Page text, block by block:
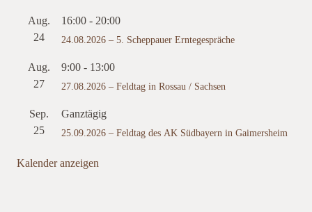
Aug.
24
16:00-20:00
24.08.2026 – 5. Scheppauer Erntegespräche
Aug.
27
9:00- 13:00
27.08.2026 – Feldtag in Rossau / Sachsen
Sep.
25
Ganztägig
25.09.2026 – Feldtag des AK Südbayern in Gaimersheim
Kalender anzeigen